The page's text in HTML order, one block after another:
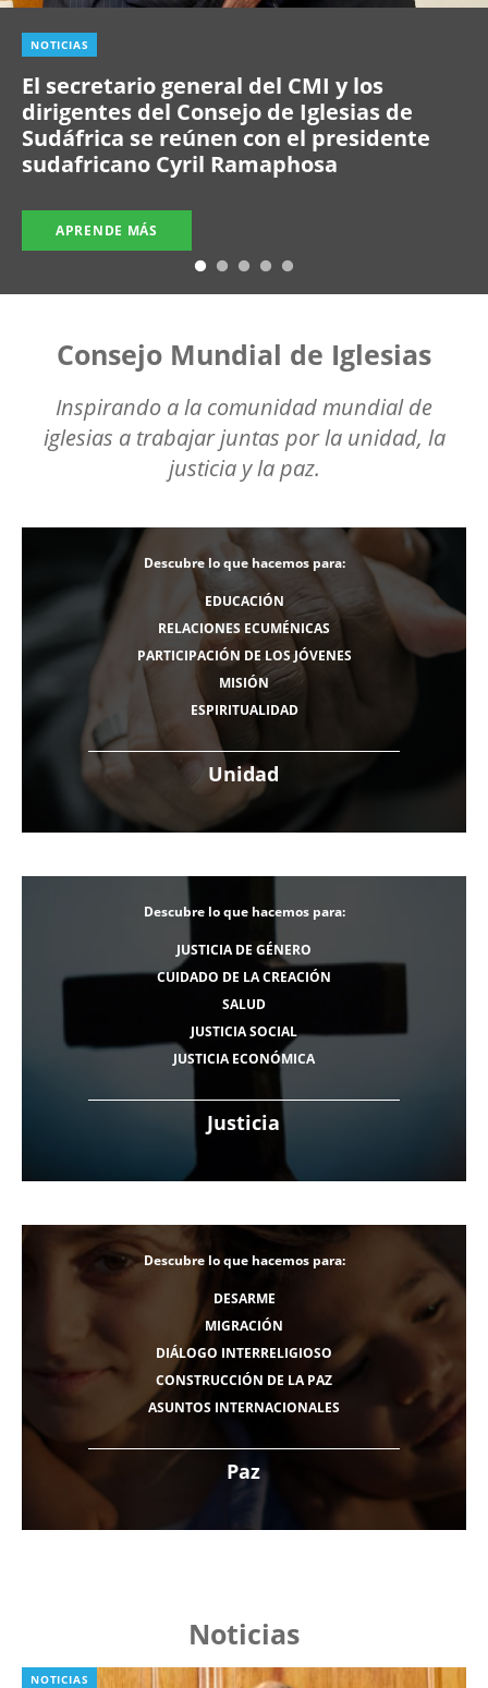
NOTICIAS
El secretario general del CMI y los
dirigentes del Consejo de Iglesias de
Sudáfrica se reúnen con el presidente
sudafricano Cyril Ramaphosa
APRENDE MÁS
Consejo Mundial de Iglesias
Inspirando a la comunidad mundial de
iglesias a trabajar juntas por la unidad, la
justicia y la paz.
Unidad
Descubre lo que hacemos para:
EDUCACIÓN
RELACIONES ECUMÉNICAS
PARTICIPACIÓN DE LOS JÓVENES
MISIÓN
ESPIRITUALIDAD
Justicia
Descubre lo que hacemos para:
JUSTICIA DE GÉNERO
CUIDADO DE LA CREACIÓN
SALUD
JUSTICIA SOCIAL
JUSTICIA ECONÓMICA
Paz
Descubre lo que hacemos para:
DESARME
MIGRACIÓN
DIÁLOGO INTERRELIGIOSO
CONSTRUCCIÓN DE LA PAZ
ASUNTOS INTERNACIONALES
Noticias
NOTICIAS